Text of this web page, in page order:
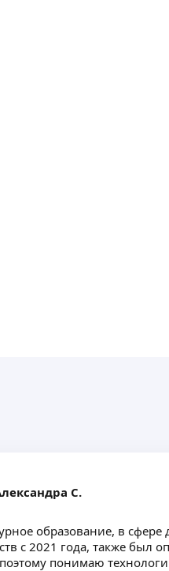
С.
образование, в
с 2021 года, также был
поэтому понимаю